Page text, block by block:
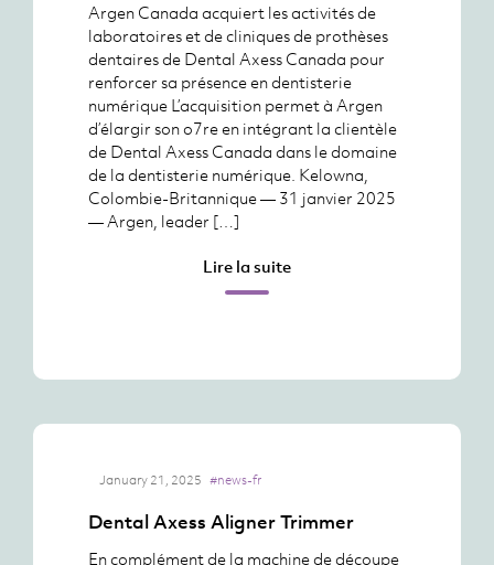
Argen Canada acquiert les activités de
laboratoires et de cliniques de prothèses
dentaires de Dental Axess Canada pour
renforcer sa présence en dentisterie
numérique L’acquisition permet à Argen
d’élargir son o7re en intégrant la clientèle
de Dental Axess Canada dans le domaine
de la dentisterie numérique. Kelowna,
Colombie-Britannique — 31 janvier 2025
— Argen, leader […]
Lire la suite
January 21, 2025 #news-fr
Dental Axess Aligner Trimmer
En complément de la machine de découpe